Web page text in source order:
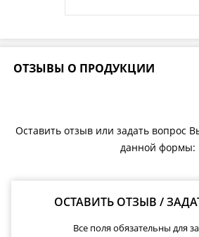
ОТЗЫВЫ О ПРОДУКЦИИ
Оставить отзыв или задать вопрос
данной формы:
ОСТАВИТЬ ОТЗЫВ /
Все поля обязательны для